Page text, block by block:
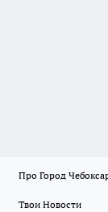
Про Город
Твои Новости